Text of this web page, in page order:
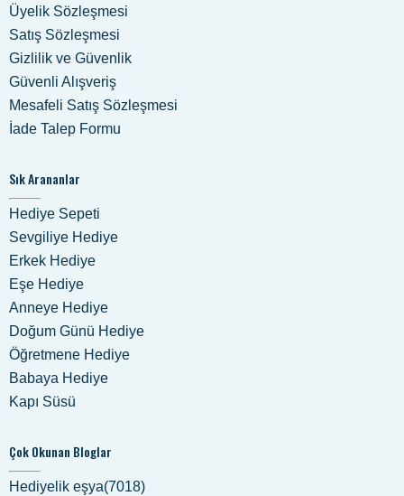
Üyelik Sözleşmesi
Satış Sözleşmesi
Gizlilik ve Güvenlik
Güvenli Alışveriş
Mesafeli Satış Sözleşmesi
İade Talep Formu
Sık Arananlar
Hediye Sepeti
Sevgiliye Hediye
Erkek Hediye
Eşe Hediye
Anneye Hediye
Doğum Günü Hediye
Öğretmene Hediye
Babaya Hediye
Kapı Süsü
Çok Okunan Bloglar
Hediyelik eşya(7018)